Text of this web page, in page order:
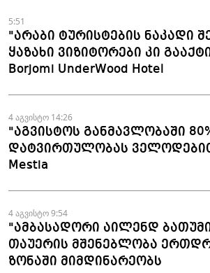
მომზადდა
5:51
"არაბი ტურისტების ნაკადი
ყაზახი ვიზიტორები კი
Borjomi UnderWood Hotel
4 აგვისტო 14:26
"აგვისტოს განმავლობაში
დატვირთულობას
Mestia
4 აგვისტო 9:54
"ამბასადორი აილენდ
თაუერის მშენებლობა
ზონაში მიმდინარეობს